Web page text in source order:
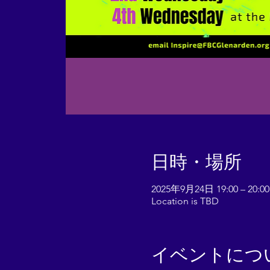
日時・場所
2025年9月24日 19:00 – 20:00
Location is TBD
イベントにつ